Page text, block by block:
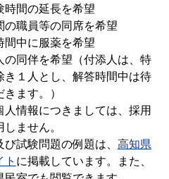
時間の延長を希望
の職員等の同席を希望
間中に服薬を希望
の同伴を希望（付添人は、特
き１人とし、解答時間中は待
ます。）
情報につきましては、採用
ません。
試験問題の例題は、 高知県
に掲載しています。また、